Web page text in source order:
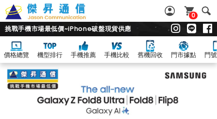
0
挑戰手機市場最低價~iPhone破盤現貨供應
價格總覽 機型排行 手機推薦 手機比較 舊機回收 門市據點 門